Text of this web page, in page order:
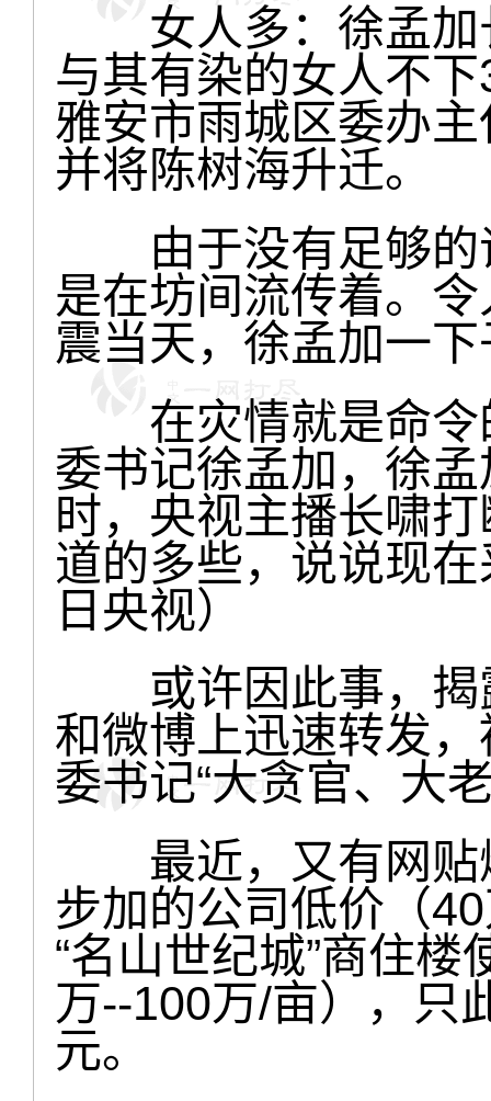
女人多：徐孟加
与其有染的女人不
雅安市雨城区委办
并将陈树海升迁。
由于没有足够的
是在坊间流传着。
震当天，徐孟加一下
在灾情就是命令
委书记徐孟加，徐
时，央视主播长啸
道的多些，说说现
日央视）
或许因此事，揭
和微博上迅速转发
委书记“大贪官、大
最近，又有网贴
步加的公司低价（
“名山世纪城”商住
万--100万/亩），只
元。